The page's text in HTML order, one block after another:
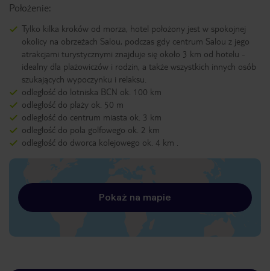
Położenie:
Tylko kilka kroków od morza, hotel położony jest w spokojnej
okolicy na obrzeżach Salou, podczas gdy centrum Salou z jego
atrakcjami turystycznymi znajduje się około 3 km od hotelu -
idealny dla plażowiczów i rodzin, a także wszystkich innych osób
szukających wypoczynku i relaksu.
odległość do lotniska BCN ok. 100 km
odległość do plaży ok. 50 m
odległość do centrum miasta ok. 3 km
odległość do pola golfowego ok. 2 km
odległość do dworca kolejowego ok. 4 km .
Pokaż na mapie